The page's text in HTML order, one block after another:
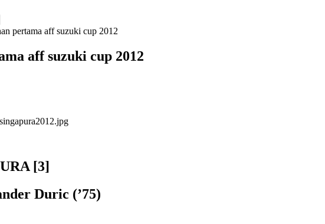
pertama aff suzuki cup 2012
aff suzuki cup 2012
[3]
Duric (’75)